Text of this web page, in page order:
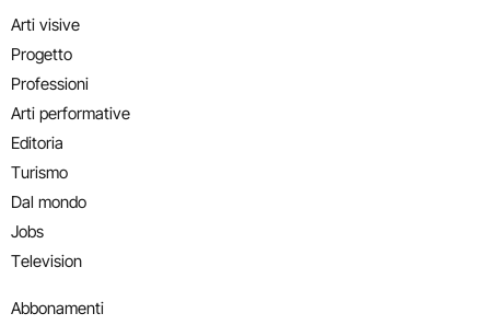
Arti visive
Progetto
Professioni
Arti performative
Editoria
Turismo
Dal mondo
Jobs
Television
Abbonamenti